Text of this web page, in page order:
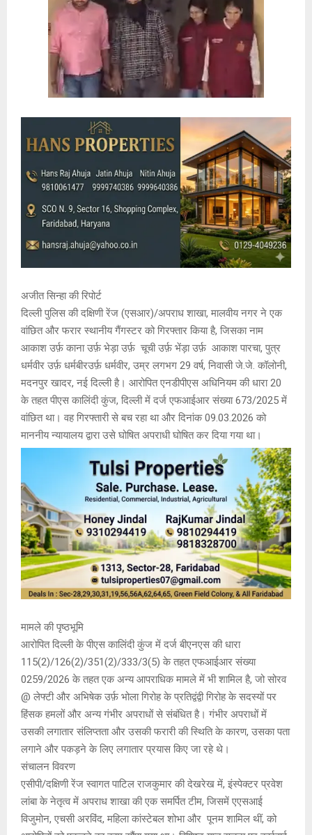
अजीत सिन्हा की रिपोर्ट
दिल्ली पुलिस की दक्षिणी रेंज (एसआर)/अपराध शाखा, मालवीय नगर ने एक
वांछित और फरार स्थानीय गैंगस्टर को गिरफ्तार किया है, जिसका नाम
आकाश उर्फ़ काना उर्फ़ भेड़ा उर्फ़ चूची उर्फ़ भेंड़ा उर्फ़ आकाश पारचा, पुत्र
धर्मवीर उर्फ़ धर्मबीरउर्फ़ धर्मवीर, उम्र लगभग 29 वर्ष, निवासी जे.जे. कॉलोनी,
मदनपुर खादर, नई दिल्ली है। आरोपित एनडीपीएस अधिनियम की धारा 20
के तहत पीएस कालिंदी कुंज, दिल्ली में दर्ज एफआईआर संख्या 673/2025 में
वांछित था। वह गिरफ्तारी से बच रहा था और दिनांक 09.03.2026 को
माननीय न्यायालय द्वारा उसे घोषित अपराधी घोषित कर दिया गया था।
मामले की पृष्ठभूमि
आरोपित दिल्ली के पीएस कालिंदी कुंज में दर्ज बीएनएस की धारा
115(2)/126(2)/351(2)/333/3(5) के तहत एफआईआर संख्या
0259/2026 के तहत एक अन्य आपराधिक मामले में भी शामिल है, जो सोरव
@ लेफ्टी और अभिषेक उर्फ़ भोला गिरोह के प्रतिद्वंद्वी गिरोह के सदस्यों पर
हिंसक हमलों और अन्य गंभीर अपराधों से संबंधित है। गंभीर अपराधों में
उसकी लगातार संलिप्तता और उसकी फरारी की स्थिति के कारण, उसका पता
लगाने और पकड़ने के लिए लगातार प्रयास किए जा रहे थे।
संचालन विवरण
एसीपी/दक्षिणी रेंज स्वागत पाटिल राजकुमार की देखरेख में, इंस्पेक्टर प्रवेश
लांबा के नेतृत्व में अपराध शाखा की एक समर्पित टीम, जिसमें एएसआई
विजुमोन, एचसी अरविंद, महिला कांस्टेबल शोभा और पूनम शामिल थीं, को